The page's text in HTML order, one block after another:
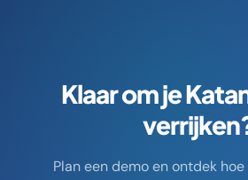
Klaar om je
Plan een demo en ontdek hoe